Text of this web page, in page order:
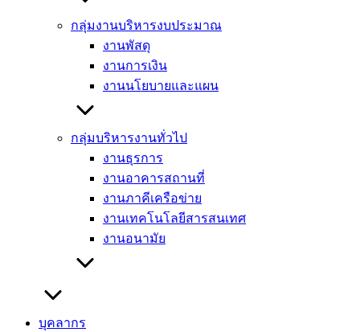
กลุ่มงานบริหารงบประมาณ
งานพัสดุ
งานการเงิน
งานนโยบายและแผน
กลุ่มบริหารงานทั่วไป
งานธุรการ
งานอาคารสถานที่
งานภาคีเครือข่าย
งานเทคโนโลยีสารสนเทศ
งานอนามัย
บุคลากร